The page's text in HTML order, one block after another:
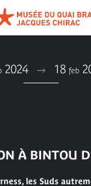
2024 18 feb
À BINTOU
les Suds